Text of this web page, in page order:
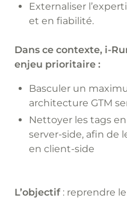
Externaliser
et en fiabilité.
Dans ce contexte, i-
enjeu prioritaire :
Basculer un
architecture GTM
Nettoyer les tags
server-side, afin de
en client-side
L’objectif : reprendre